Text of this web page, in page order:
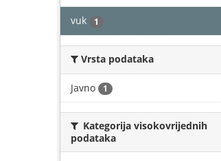
vuk 1
Vrsta podataka
Javno 1
Kategorija visokovrijednih
podataka